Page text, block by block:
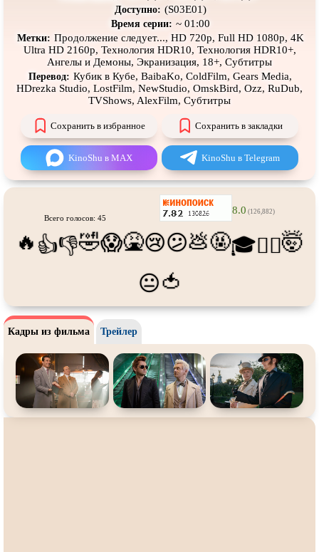
Про танцы
Про футбол
Про хакеров Про хоккей ифигурное
катание
Про шпионов
Про Юристов иАдвокатов
Режиссёрская версия
Роуд-муви Сверхспособности
Ситком Слэшер
Стимпанк Сцены собнажённой натурой
Чёрная комедия
Экранизация В ожидании
Доступно: (S03E01)
Время серии: ~ 01:00
Метки: Продолжение следует..., HD 720p, Full HD 1080p, 4K
Ultra HD 2160p, Технология HDR10, Технология HDR10+,
Ангелы и Демоны, Экранизация, 18+, Субтитры
Перевод: Кубик в Кубе, BaibaKo, ColdFilm, Gears Media,
HDrezka Studio, LostFilm, NewStudio, OmskBird, Ozz, RuDub,
TVShows, AlexFilm, Субтитры
Сохранить в избранное Сохранить в закладки
KinoShu в MAX KinoShu в Telegram
Всего голосов: 45
8.0 (126,882)
🔥 👍👎🤣😱🤮😢😕💩🤬🎓😵‍💫🤯
😐🍅
Кадры из фильма Трейлер